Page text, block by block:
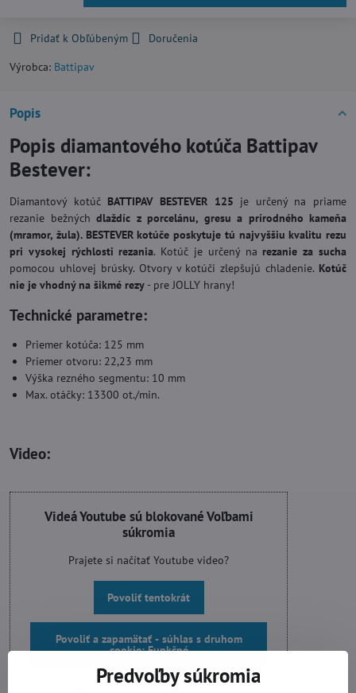
Pridať k Obľúbeným
Doručenia
Výrobca: Battipav
Popis
Popis diamantového kotúča Battipav
Bestever:
Diamantový kotúč BATTIPAV BESTEVER 125 je určený na priame
rezanie bežných dlaždíc z porcelánu, gresu a prírodného kameňa
(mramor, žula). BESTEVER kotúče poskytuje tú najvyššiu kvalitu rezu
pri vysokej rýchlosti rezania. Kotúč je určený na rezanie za sucha
pomocou uhlovej brúsky. Otvory v kotúči zlepšujú chladenie. Kotúč
nie je vhodný na šikmé rezy - pre JOLLY hrany!
Technické parametre:
Priemer kotúča: 125 mm
Priemer otvoru: 22,23 mm
Výška rezného segmentu: 10 mm
Max. otáčky: 13300 ot./min.
Video:
Videá Youtube sú blokované Voľbami
súkromia
Prajete si načítať Youtube video?
Povoliť tentokrát
Povoliť a zapamätať - súhlas s druhom
cookie: Funkčné
Predvoľby súkromia